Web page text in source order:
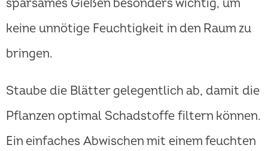
sparsames Gießen besonders wichtig, um
keine unnötige Feuchtigkeit in den Raum zu
bringen.
Staube die Blätter gelegentlich ab, damit die
Pflanzen optimal Schadstoffe filtern können.
Ein einfaches Abwischen mit einem feuchten